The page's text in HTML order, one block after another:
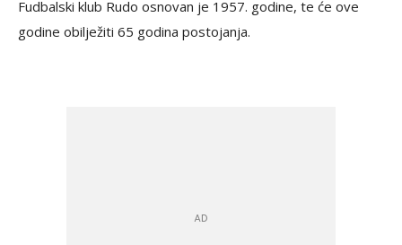
Fudbalski klub Rudo osnovan je 1957. godine, te će ove
godine obilježiti 65 godina postojanja.